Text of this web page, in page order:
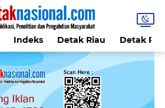
Indeks Detak Riau Detak